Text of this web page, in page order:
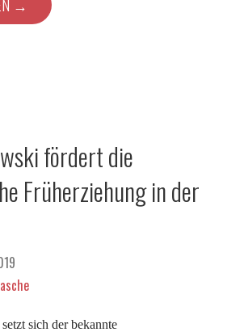
→
fördert die
Früherziehung in der
sich der bekannte